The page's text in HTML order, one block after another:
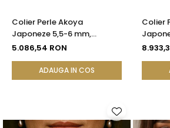
Colier Perle Akoya
Japoneze 5,5-6 mm,
Închizătoare Sferică Aur
5.086,54 RON
ADAUGA IN COS
Colier
Aur